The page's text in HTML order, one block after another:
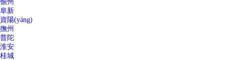
儋州
阜新
資陽(yáng)
撫州
普陀
淮安
桂城